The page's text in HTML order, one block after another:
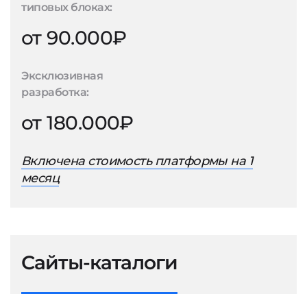
типовых блоках:
от 90.000₽
Эксклюзивная
разработка:
от 180.000₽
Включена стоимость платформы на 1
месяц
Сайты-каталоги